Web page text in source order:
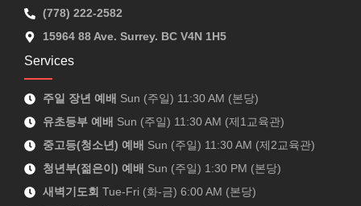
(778) 222-2582
15964 88 Ave. Surrey. BC V4N 1H5
Services
주일 장년 예배 Sun (주일) 11:30 AM (본당)
유초등부 예배 Sun (주일) 11:30 AM (제1교육관)
중고등(청소년) 예배 Sun (주일) 11:30 AM (제2교육관)
청년부(젊은이) 예배 Sun (주일) 1:30 PM (본당)
새벽기도회 Tue-Fri (화-금) 6:00 AM (본당)